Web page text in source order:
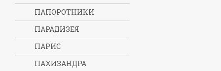
ПАПОРОТНИКИ
ПАРАДИЗЕЯ
ПАРИС
ПАХИЗАНДРА